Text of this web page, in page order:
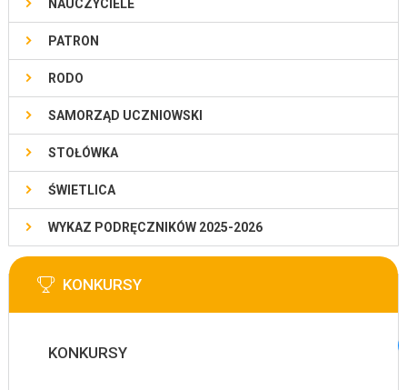
NAUCZYCIELE
PATRON
RODO
SAMORZĄD UCZNIOWSKI
STOŁÓWKA
ŚWIETLICA
WYKAZ PODRĘCZNIKÓW 2025-2026
KONKURSY
KONKURSY